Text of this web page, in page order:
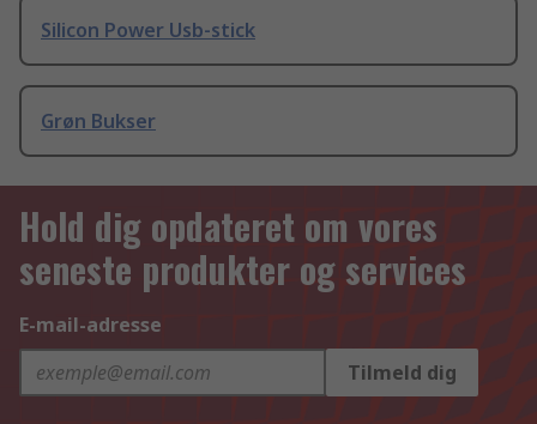
Silicon Power Usb-stick
Grøn Bukser
Hold dig opdateret om vores
seneste produkter og services
E-mail-adresse
Tilmeld dig